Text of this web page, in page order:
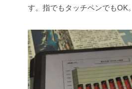
す。指でもタッチペンでもOK。